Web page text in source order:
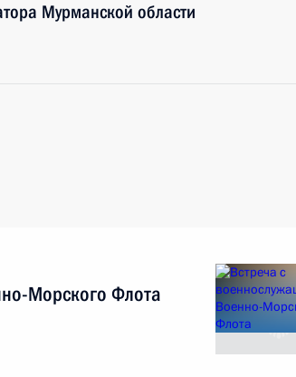
Мурманской области
Морского Флота